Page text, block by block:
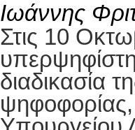
Ιωάννης
Στις 10
διαδικασία